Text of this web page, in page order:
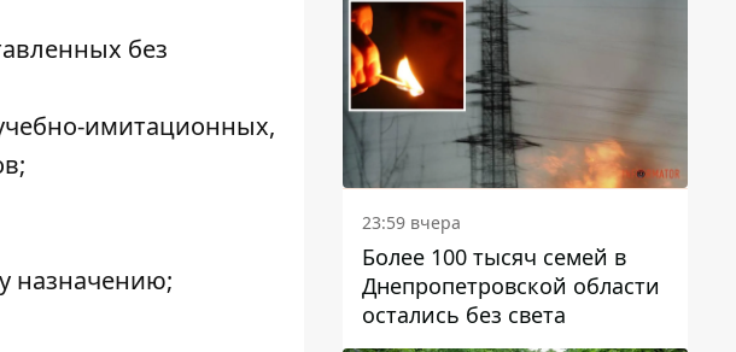
без
имитационных,
назначению;
23:59 вчера
Более 100 тысяч семей в
Днепропетровской области
остались без света